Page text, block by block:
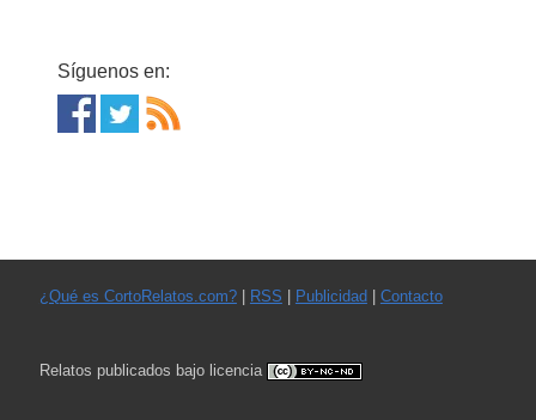
Síguenos en:
¿Qué es CortoRelatos.com?| RSS Publicidad Contacto
Relatos publicados bajo licencia